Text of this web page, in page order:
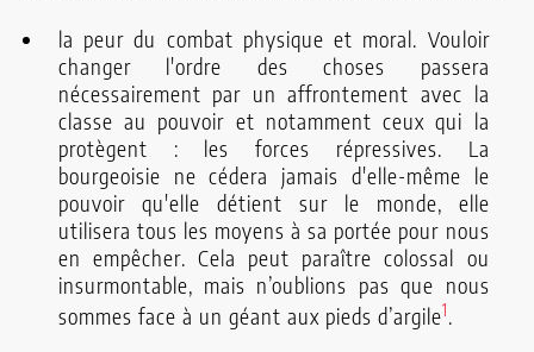
la peur du combat physique et moral. Vouloir
changer l'ordre des choses passera
nécessairement par un affrontement avec la
classe au pouvoir et notamment ceux qui la
protègent : les forces répressives. La
bourgeoisie ne cédera jamais d'elle-même le
pouvoir qu'elle détient sur le monde, elle
utilisera tous les moyens à sa portée pour nous
en empêcher. Cela peut paraître colossal ou
insurmontable, mais n’oublions pas que nous
sommes face à un géant aux pieds d’argile1.